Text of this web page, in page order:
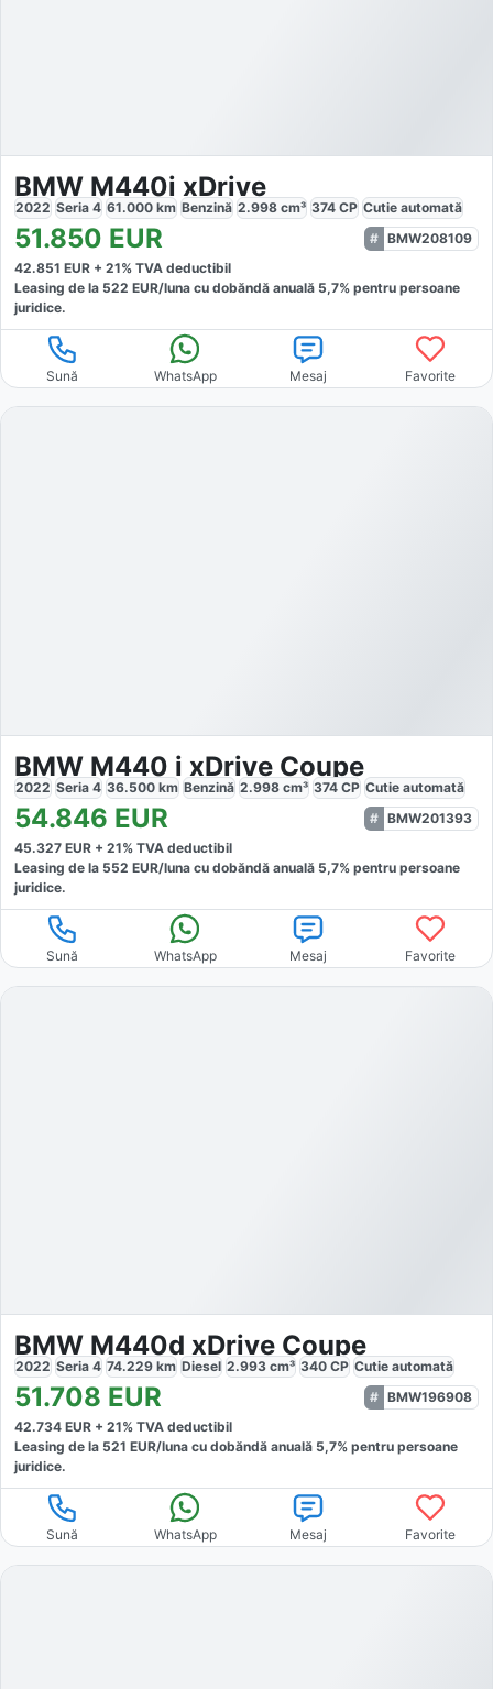
BMW M440i xDrive
2022 Seria 4 61.000 km Benzină 2.998 cm³ 374 CP Cutie automată
51.850 EUR
BMW208109
42.851 EUR + 21% TVA deductibil
Leasing de la 522 EUR/luna cu dobăndă anuală 5,7% pentru persoane
juridice.
Sună WhatsApp Mesaj Favorite
BMW M440 i xDrive Coupe
2022 Seria 4 36.500 km Benzină 2.998 cm³ 374 CP Cutie automată
54.846 EUR
BMW201393
45.327 EUR + 21% TVA deductibil
Leasing de la 552 EUR/luna cu dobăndă anuală 5,7% pentru persoane
juridice.
Sună WhatsApp Mesaj Favorite
BMW M440d xDrive Coupe
2022 Seria 4 74.229 km Diesel 2.993 cm³ 340 CP Cutie automată
51.708 EUR
BMW196908
42.734 EUR + 21% TVA deductibil
Leasing de la 521 EUR/luna cu dobăndă anuală 5,7% pentru persoane
juridice.
Sună WhatsApp Mesaj Favorite